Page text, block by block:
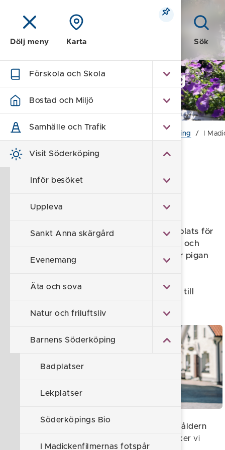
Meny Sök
Dölj meny Karta
Förskola och Skola
Bostad och Miljö
Samhälle och Trafik
Visit Söderköping
Inför besöket
Uppleva
Sankt Anna skärgård
Evenemang
Äta och sova
Natur och friluftsliv
Barnens Söderköping
Badplatser
Lekplatser
Söderköpings Bio
I Madickenfilmernas fotspår
Visit Söderköping
- turism
Hem Barnens Söderköping / I
- Madickenvandring
Visste du att Söderköping är inspelningsplats för
Madickenfilmerna? Följ med på en lekfull och
upplevelsebaserad Madickenvandring där pigan
tokigheter som hände när Madicken kom till
Denna vandring passar särskilt bra för
barn i åldern
, i vuxens sällskap. Tillsammans besöker vi